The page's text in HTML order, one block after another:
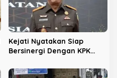
Kejati Nyatakan Siap
Bersinergi Dengan KPK
Bengkulu